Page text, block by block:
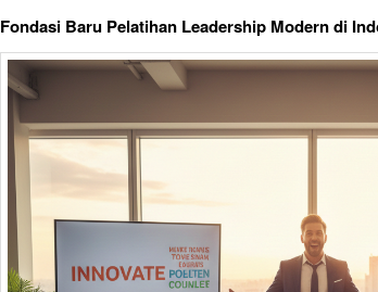
Fondasi Baru Pelatihan Leadership Modern di